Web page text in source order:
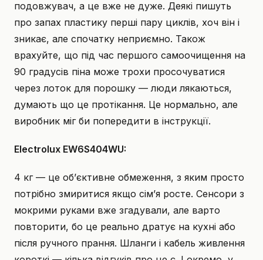
подовжувач, а це вже не дуже. Деякі пишуть
про запах пластику перші пару циклів, хоч він і
зникає, але спочатку неприємно. Також
врахуйте, що під час першого самоочищення на
90 градусів піна може трохи просочуватися
через лоток для порошку — люди лякаються,
думають що це протікання. Це нормально, але
виробник міг би попередити в інструкції.
Electrolux EW6S404WU:
4 кг — це об’єктивне обмеження, з яким просто
потрібно змиритися якщо сім’я росте. Сенсори з
мокрими руками вже згадували, але варто
повторити, бо це реально дратує на кухні або
після ручного прання. Шланги і кабель живлення